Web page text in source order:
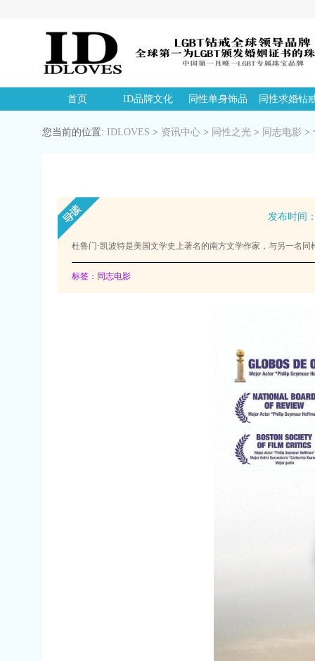
首页 ID品牌文化 同性单身饰品 同性求婚钻
您当前的位置: IDLOVES > 资讯中心 > 同性之光 > 同志电影 >
发布时间
杜鲁门·凯波特是美国文学史上著名的南方文学作家，与另一名
标签：同志电影